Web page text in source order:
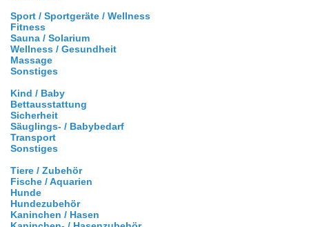
Sport / Sportgeräte / Wellness
Fitness
Sauna / Solarium
Wellness / Gesundheit
Massage
Sonstiges
Kind / Baby
Bettausstattung
Sicherheit
Säuglings- / Babybedarf
Transport
Sonstiges
Tiere / Zubehör
Fische / Aquarien
Hunde
Hundezubehör
Kaninchen / Hasen